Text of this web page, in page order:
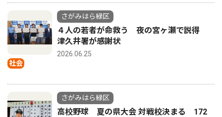
社会
さがみはら緑区
４人の若者が命救う 夜の宮ヶ瀬で説得
津久井署が感謝状
2026.06.25
さがみはら緑区
高校野球 夏の県大会 対戦校決まる 172